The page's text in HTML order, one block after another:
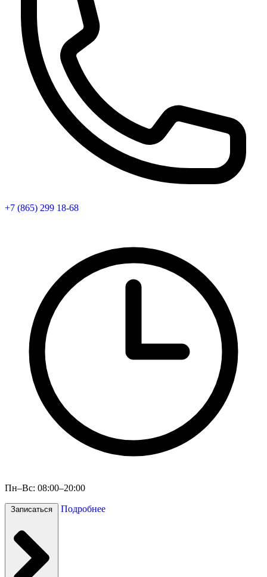
+7 (865) 299 18-68
Пн–Вс: 08:00–20:00
Записаться Подробнее